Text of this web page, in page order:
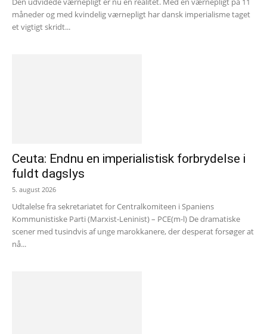
måneder og med kvindelig værnepligt har dansk imperialisme taget
et vigtigt skridt...
Ceuta: Endnu en imperialistisk forbrydelse i
fuldt dagslys
5. august 2026
Udtalelse fra sekretariatet for Centralkomiteen i Spaniens
Kommunistiske Parti (Marxist-Leninist) – PCE(m-l) De dramatiske
scener med tusindvis af unge marokkanere, der desperat forsøger at
nå...